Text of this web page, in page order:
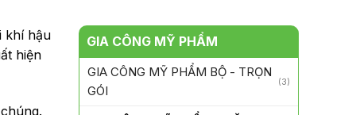
khí hậu
hiện
GIA CÔNG MỸ PHẨM
GIA CÔNG MỸ PHẨM BỘ - TRỌN
GÓI
(3)